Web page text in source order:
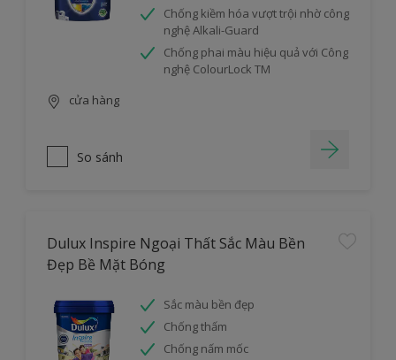
Chống kiềm hóa vượt trội nhờ công
nghệ Alkali-Guard
Chống phai màu hiệu quả với Công
nghệ ColourLock TM
cửa hàng
So sánh
Dulux Inspire Ngoại Thất Sắc Màu Bền
Đẹp Bề Mặt Bóng
Sắc màu bền đẹp
Chống thấm
Chống nấm mốc